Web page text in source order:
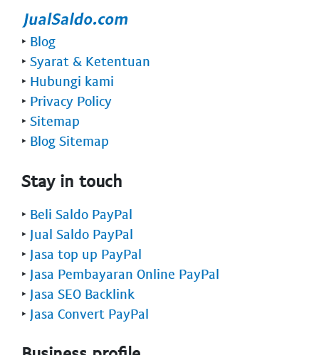
‣ Blog
‣ Syarat & Ketentuan
‣ Hubungi kami
‣ Privacy Policy
‣ Sitemap
‣ Blog Sitemap
Stay in touch
‣ Beli Saldo PayPal
‣ Jual Saldo PayPal
‣ Jasa top up PayPal
‣ Jasa Pembayaran Online PayPal
‣ Jasa SEO Backlink
‣ Jasa Convert PayPal